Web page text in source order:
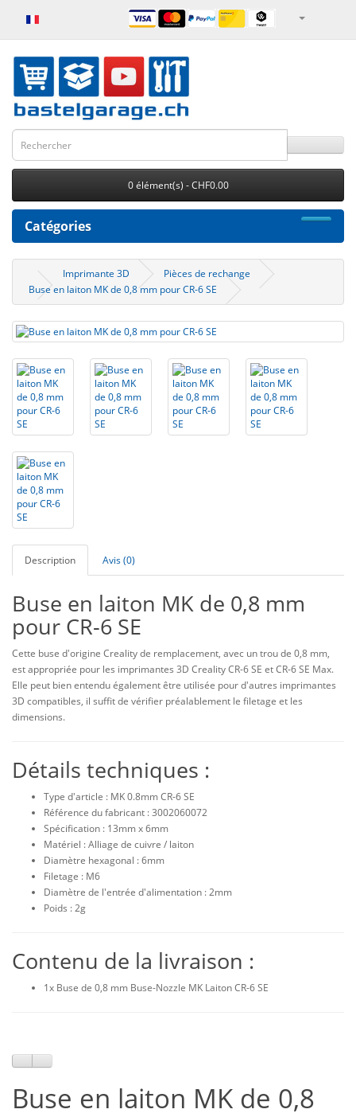
0 élément(s) - CHF0.00
Catégories
Imprimante 3D
Pièces de rechange
Buse en laiton MK de 0,8 mm pour CR-6 SE
Description Avis (0)
Buse en laiton MK de 0,8 mm
pour CR-6 SE
Cette buse d'origine Creality de remplacement, avec un trou de 0,8 mm,
est appropriée pour les imprimantes 3D Creality CR-6 SE et CR-6 SE Max.
Elle peut bien entendu également être utilisée pour d'autres imprimantes
3D compatibles, il suffit de vérifier préalablement le filetage et les
dimensions.
Détails techniques :
Type d'article : MK 0.8mm CR-6 SE
Référence du fabricant : 3002060072
Spécification : 13mm x 6mm
Matériel : Alliage de cuivre / laiton
Diamètre hexagonal : 6mm
Filetage : M6
Diamètre de l'entrée d'alimentation : 2mm
Poids : 2g
Contenu de la livraison :
1x Buse de 0,8 mm Buse-Nozzle MK Laiton CR-6 SE
Buse en laiton MK de 0,8